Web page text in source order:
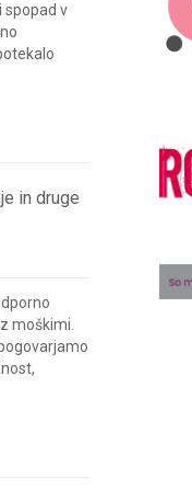
spopad v
in druge
moškimi.